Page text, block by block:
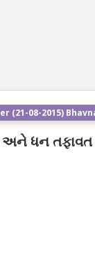
(21-08-2015)
અને ધન